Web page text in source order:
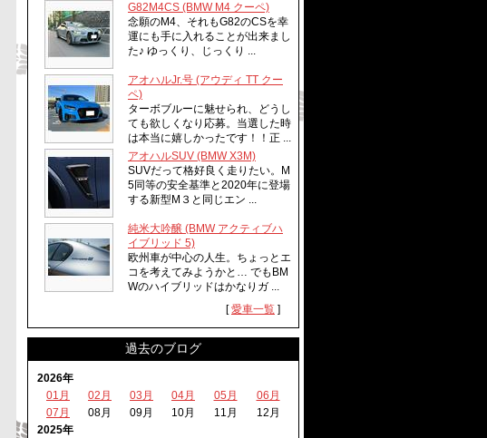
G82M4CS (BMW M4 クーペ)
念願のM4、それもG82のCSを幸
運にも手に入れることが出来まし
た♪ ゆっくり、じっくり ...
アオハルJr.号 (アウディ TT クー
ペ)
ターボブルーに魅せられ、どうし
ても欲しくなり応募。当選した時
は本当に嬉しかったです！！正 ...
アオハルSUV (BMW X3M)
SUVだって格好良く走りたい。M
5同等の安全基準と2020年に登場
する新型M３と同じエン ...
純米大吟醸 (BMW アクティブハ
イブリッド 5)
欧州車が中心の人生。ちょっとエ
コを考えてみようかと… でもBM
Wのハイブリッドはかなりガ ...
[愛車一覧 ]
過去のブログ
2026年
01月
02月 03月 04月 05月
06月
07月
08月 09月 10月 11月
12月
2025年